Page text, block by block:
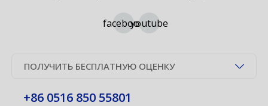
facebookyoutube
ПОЛУЧИТЬ БЕСПЛАТНУЮ ОЦЕНКУ
+86 0516 850 55801